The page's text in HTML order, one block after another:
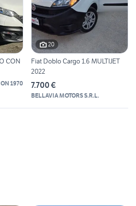
CON
1970
20
Fiat Doblo Cargo 1.6 MULTIJET
2022
7.700 €
BELLAVIA MOTORS S.R.L.